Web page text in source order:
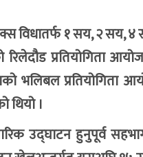
विधातर्फ १ सय, २ सय,
प्रतियोगिता
भलिबल प्रतियोगिता
थियो ।
उद्घाटन हुनुपूर्व